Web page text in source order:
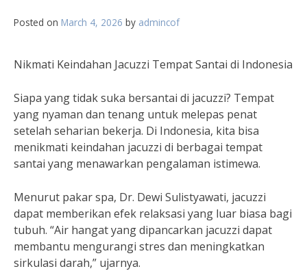
Posted on March 4, 2026 by admincof
Nikmati Keindahan Jacuzzi Tempat Santai di Indonesia
Siapa yang tidak suka bersantai di jacuzzi? Tempat
yang nyaman dan tenang untuk melepas penat
setelah seharian bekerja. Di Indonesia, kita bisa
menikmati keindahan jacuzzi di berbagai tempat
santai yang menawarkan pengalaman istimewa.
Menurut pakar spa, Dr. Dewi Sulistyawati, jacuzzi
dapat memberikan efek relaksasi yang luar biasa bagi
tubuh. “Air hangat yang dipancarkan jacuzzi dapat
membantu mengurangi stres dan meningkatkan
sirkulasi darah,” ujarnya.